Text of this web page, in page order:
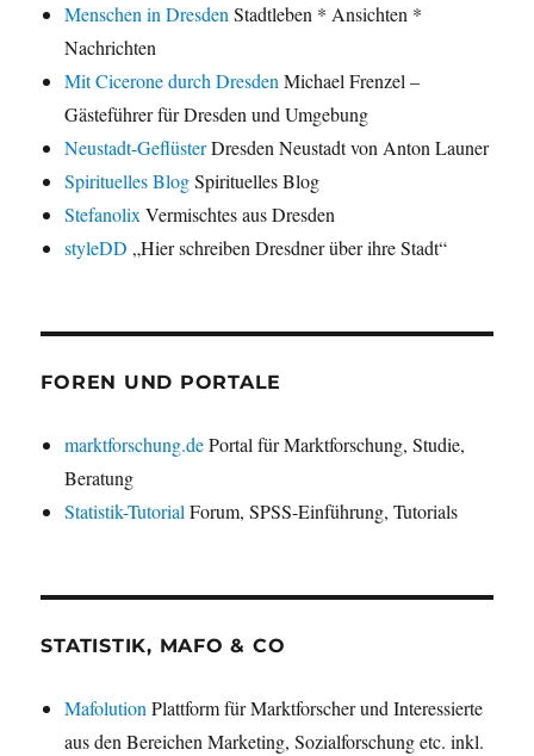
Menschen in DresdenStadtleben * Ansichten *
Nachrichten
Mit Cicerone durch DresdenMichael Frenzel –
Gästeführer für Dresden und Umgebung
Neustadt-GeflüsterDresden Neustadt von Anton Launer
Spirituelles BlogSpirituelles Blog
StefanolixVermischtes aus Dresden
styleDD „Hier schreiben Dresdner über ihre Stadt“
FOREN UND PORTALE
marktforschung.dePortal für Marktforschung, Studie,
Beratung
Statistik-TutorialForum, SPSS-Einführung, Tutorials
STATISTIK, MAFO & CO
MafolutionPlattform für Marktforscher und Interessierte
aus den Bereichen Marketing, Sozialforschung etc. inkl.